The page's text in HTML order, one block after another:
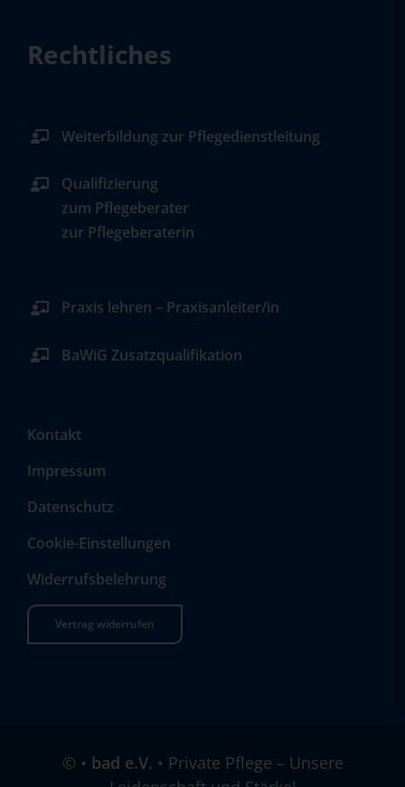
Rechtliches
Weiterbildung zur Pflegedienstleitung
Qualifizierung
zum Pflegeberater
zur Pflegeberaterin
Praxis lehren – Praxisanleiter/in
BaWiG Zusatzqualifikation
Kontakt
Impressum
Datenschutz
Cookie-Einstellungen
Widerrufsbelehrung
Vertrag widerrufen
© • bad e.V. • Private Pflege – Unsere